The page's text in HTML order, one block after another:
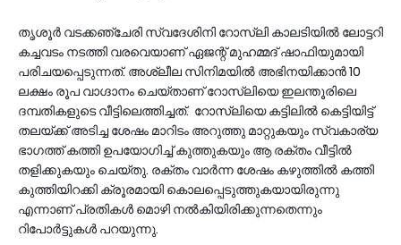
തൃശൂര്‍ വടക്കഞ്ചേരി സ്വദേശിനി റോസ്‌ലി കാലടിയില്‍ ലോട്ടറി
കച്ചവടം നടത്തി വരവെയാണ് ഏജന്റ് മുഹമ്മദ് ഷാഫിയുമായി
പരിചയപ്പെടുന്നത്. അശ്ലീല സിനിമയില്‍ അഭിനയിക്കാന്‍ 10
ലക്ഷം രൂപ വാഗ്ദാനം ചെയ്താണ് റോസ്‌ലിയെ ഇലന്തൂരിലെ
ദമ്പതികളുടെ വീട്ടിലെത്തിച്ചത്. റോസ്‌ലിയെ കട്ടിലില്‍ കെട്ടിയിട്ട്
തലയ്ക്ക് അടിച്ച ശേഷം മാറിടം അറുത്തു മാറ്റുകയും സ്വകാര്യ
ഭാഗത്ത് കത്തി ഉപയോഗിച്ച്‌ കുത്തുകയും ആ രക്തം വീട്ടില്‍
തളിക്കുകയും ചെയ്തു. രക്തം വാർന്ന ശേഷം കഴുത്തിൽ കത്തി
കുത്തിയിറക്കി ക്രൂരമായി കൊലപ്പെടുത്തുകയായിരുന്നു
എന്നാണ് പ്രതികൾ മൊഴി നൽകിയിരിക്കുന്നതെന്നും
റിപോർട്ടുകൾ പറയുന്നു.